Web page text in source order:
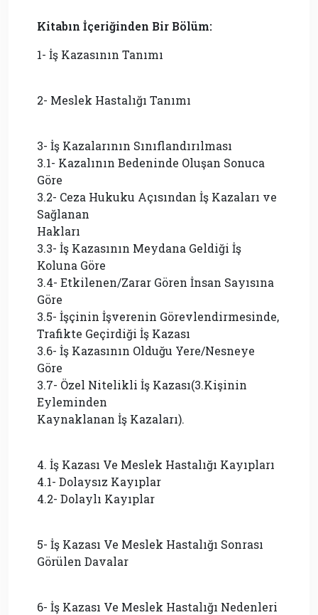
Kitabın İçeriğinden Bir Bölüm:
1- İş Kazasının Tanımı
2- Meslek Hastalığı Tanımı
3- İş Kazalarının Sınıflandırılması
3.1- Kazalının Bedeninde Oluşan Sonuca
Göre
3.2- Ceza Hukuku Açısından İş Kazaları ve
Sağlanan
Hakları
3.3- İş Kazasının Meydana Geldiği İş
Koluna Göre
3.4- Etkilenen/Zarar Gören İnsan Sayısına
Göre
3.5- İşçinin İşverenin Görevlendirmesinde,
Trafikte Geçirdiği İş Kazası
3.6- İş Kazasının Olduğu Yere/Nesneye
Göre
3.7- Özel Nitelikli İş Kazası(3.Kişinin
Eyleminden
Kaynaklanan İş Kazaları).
4. İş Kazası Ve Meslek Hastalığı Kayıpları
4.1- Dolaysız Kayıplar
4.2- Dolaylı Kayıplar
5- İş Kazası Ve Meslek Hastalığı Sonrası
Görülen Davalar
6- İş Kazası Ve Meslek Hastalığı Nedenleri